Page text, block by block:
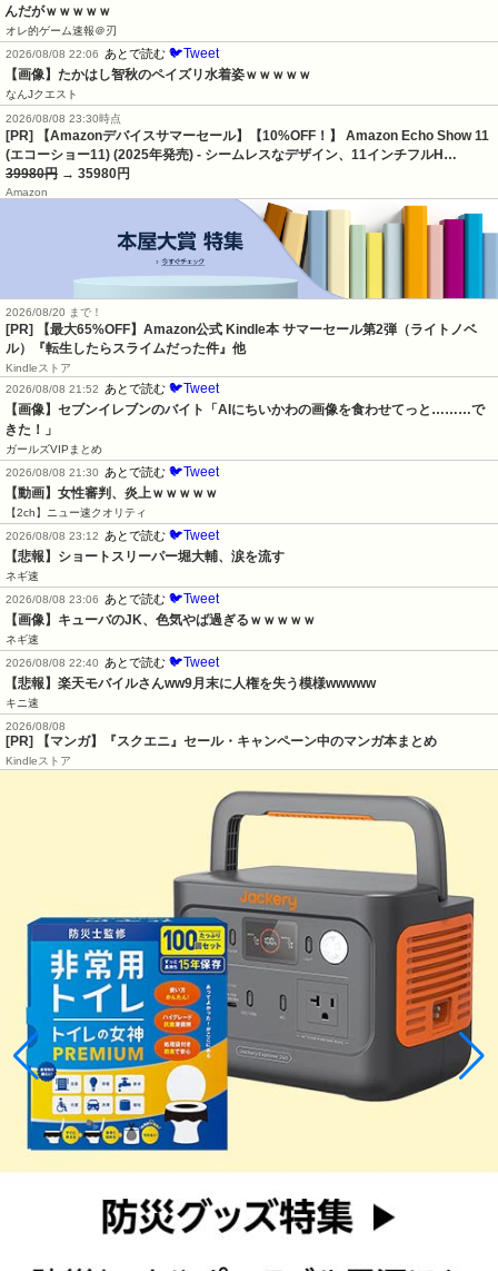
んだがｗｗｗｗｗ
オレ的ゲーム速報＠刃
2026/08/08 22:06
あとで読む 🐦Tweet
【画像】たかはし智秋のペイズリ水着姿ｗｗｗｗｗ
なんJクエスト
2026/08/08 23:30時点
[PR] 【Amazonデバイスサマーセール】【10%OFF！】 Amazon Echo Show 11
(エコーショー11) (2025年発売) - シームレスなデザイン、11インチフルH…
39980円 → 35980円
Amazon
2026/08/20 まで！
[PR]
【最大65%OFF】Amazon公式 Kindle本 サマーセール第2弾（ライトノベ
ル）『転生したらスライムだった件』他
Kindleストア
2026/08/08 21:52 あとで読む 🐦Tweet
【画像】セブンイレブンのバイト「AIにちいかわの画像を食わせてっと………で
きた！」
ガールズVIPまとめ
2026/08/08 21:30 あとで読む 🐦Tweet
【動画】女性審判、炎上ｗｗｗｗｗ
【2ch】ニュー速クオリティ
2026/08/08 23:12 あとで読む 🐦Tweet
【悲報】ショートスリーパー堀大輔、涙を流す
ネギ速
2026/08/08 23:06 あとで読む 🐦Tweet
【画像】キューバのJK、色気やば過ぎるｗｗｗｗｗ
ネギ速
2026/08/08 22:40 あとで読む 🐦Tweet
【悲報】楽天モバイルさんww9月末に人権を失う模様wwwww
キニ速
2026/08/08
[PR] 【マンガ】『スクエニ』セール・キャンペーン中のマンガ本まとめ
Kindleストア